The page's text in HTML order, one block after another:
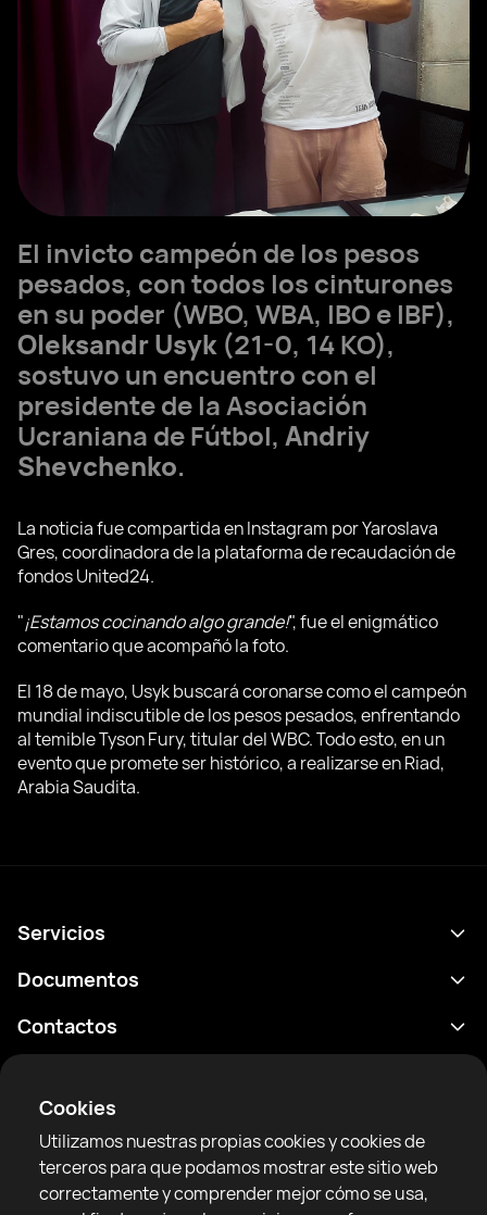
Cookies
Utilizamos nuestras propias cookies y cookies de
terceros para que podamos mostrar este sitio web
correctamente y comprender mejor cómo se usa,
El invicto campeón de los pesos
pesados, con todos los cinturones
en su poder (WBO, WBA, IBO e IBF),
Oleksandr Usyk (21-0, 14 KO),
sostuvo un encuentro con el
presidente de la Asociación
Ucraniana de Fútbol, Andriy
Shevchenko.
La noticia fue compartida en Instagram por Yaroslava
Gres, coordinadora de la plataforma de recaudación de
fondos United24.
"¡Estamos cocinando algo grande!", fue el enigmático
comentario que acompañó la foto.
El 18 de mayo, Usyk buscará coronarse como el campeón
mundial indiscutible de los pesos pesados, enfrentando
al temible Tyson Fury, titular del WBC. Todo esto, en un
evento que promete ser histórico, a realizarse en Riad,
Arabia Saudita.
Servicios
Calendario
Clasificaciones
Noticias
Artículos
Documentos
Política de privacidad
Condiciones de uso
Reglas de la comunidad
Contactos